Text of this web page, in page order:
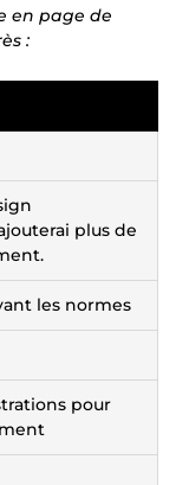
en page de
:
plus de
les normes
pour